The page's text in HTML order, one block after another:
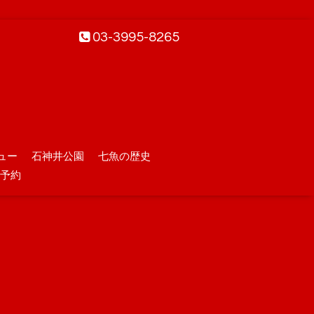
03-3995-8265
ー 石神井公園
七魚の歴史
予約